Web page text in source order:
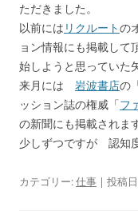
ただきました。
以前には リクルートの
ョン情報にも掲載し
始しようと思っていた
来月には 岩波書店の
ッション誌の権威「フ
の新聞にも掲載されます
少しずつですが 認知
カテゴリー:仕事 | 投稿